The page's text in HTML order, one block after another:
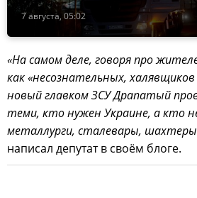
7 августа, 05:02
«На самом деле, говоря про
как «несознательных,
новый главком ЗСУ Драпатый
теми, кто нужен Украине, а кто
металлурги, сталевары,
написал депутат в своём блоге.